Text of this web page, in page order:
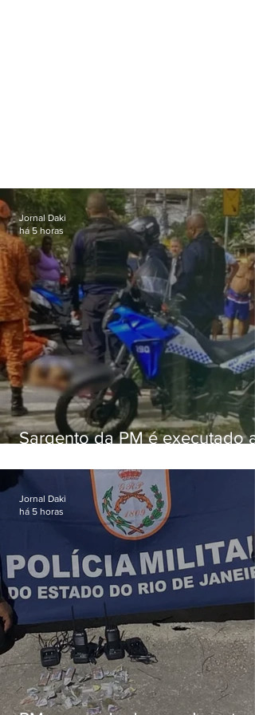
Sargento da PM é executado a
em Vaz Lobo
Jornal Daki
há 5 horas
Jornal Daki
há 5 horas